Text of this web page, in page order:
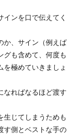
ンを口で伝えてく
か、サイン（例えば
グも含めて、何度も
を極めていきましょ
なればなるほど渡す
生じてしまうためも
す側とベストな手の